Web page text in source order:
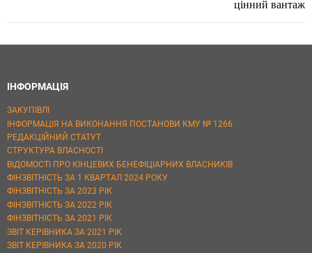
цінний вантаж
ІНФОРМАЦІЯ
ЗАКУПІВЛІ
ІНФОРМАЦІЯ НА ВИКОНАННЯ ПОСТАНОВИ КМУ № 1266
РЕДАКЦІЙНИЙ СТАТУТ
СТРУКТУРА ВЛАСНОСТІ
ВІДОМОСТІ ПРО КІНЦЕВИХ БЕНЕФІЦІАРНИХ ВЛАСНИКІВ
ФІНЗВІТНІСТЬ ЗА 1 КВАРТАЛ 2024 РОКУ
ФІНЗВІТНІСТЬ ЗА 2023 РІК
ФІНЗВІТНІСТЬ ЗА 2022 РІК
ФІНЗВІТНІСТЬ ЗА 2021 РІК
ЗВІТ КЕРІВНИКА ЗА 2021 РІК
ЗВІТ КЕРІВНИКА ЗА 2020 РІК